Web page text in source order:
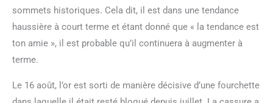
sommets historiques. Cela dit, il est dans une tendance
haussière à court terme et étant donné que « la tendance est
ton amie », il est probable qu’il continuera à augmenter à
terme.
Le 16 août, l’or est sorti de manière décisive d’une fourchette